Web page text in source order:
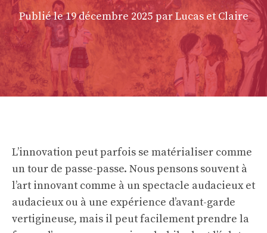
Publié le19 décembre 2025 par Lucas et Claire
L’innovation peut parfois se matérialiser comme
un tour de passe-passe. Nous pensons souvent à
l’art innovant comme à un spectacle audacieux et
audacieux ou à une expérience d’avant-garde
vertigineuse, mais il peut facilement prendre la